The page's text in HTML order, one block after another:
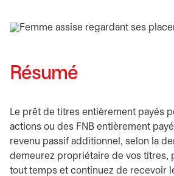
Résumé
Le prêt de titres entièrement payés
actions ou des FNB entièrement
revenu passif additionnel, selon la
demeurez propriétaire de vos titres,
tout temps et continuez de recevoir